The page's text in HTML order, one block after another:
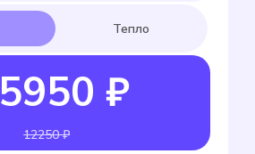
5950 ₽
12250 ₽